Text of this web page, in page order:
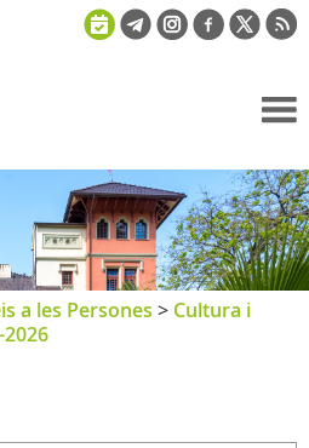
a les Persones > Cultura i
2026